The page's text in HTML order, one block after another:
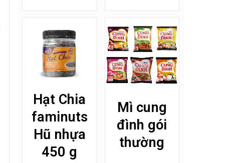
Hạt Chia
faminuts
Hũ nhựa
450 g
Mì cung
đình gói
thường